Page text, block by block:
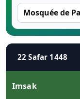
22 Safar 1448
Imsak